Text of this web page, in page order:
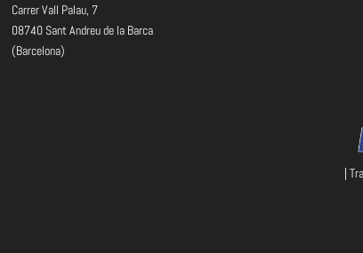
Carrer Vall Palau, 7
08740 Sant Andreu de la Barca
(Barcelona)
|